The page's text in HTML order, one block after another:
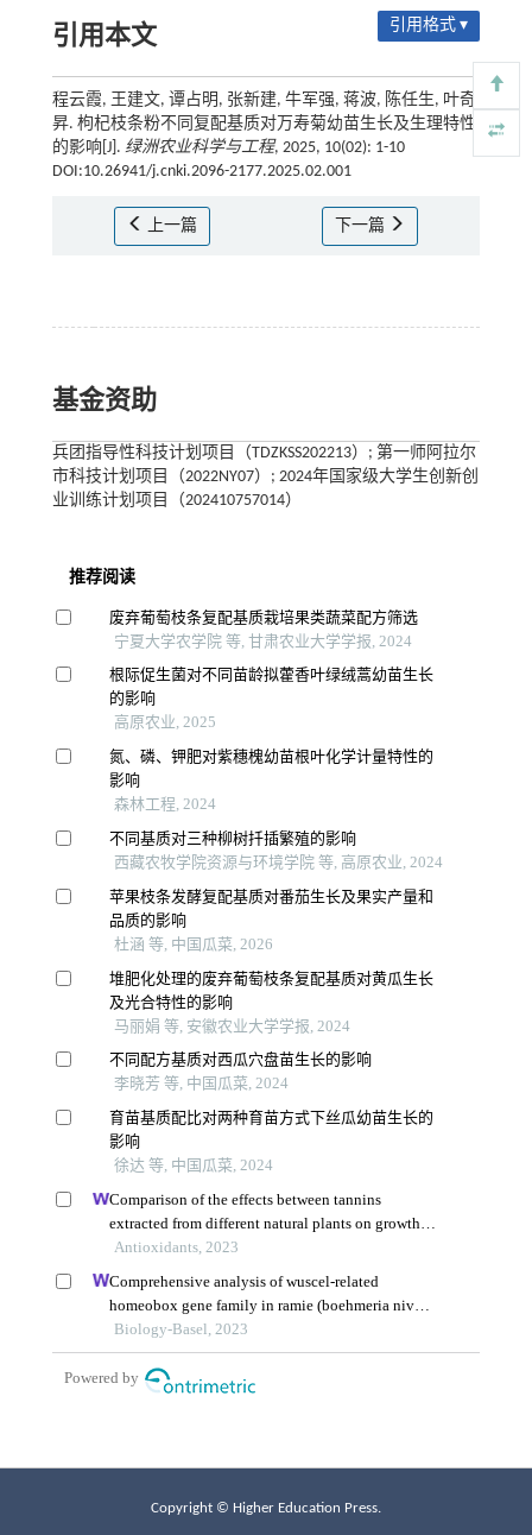
引用本文 引用格式 ▾
程云霞, 王建文, 谭占明, 张新建, 牛军强, 蒋波, 陈任生, 叶奇
昇. 枸杞枝条粉不同复配基质对万寿菊幼苗生长及生理特性
的影响[J]. 绿洲农业科学与工程, 2025, 10(02): 1-10
DOI:10.26941/j.cnki.2096-2177.2025.02.001
上一篇 下一篇
基金资助
兵团指导性科技计划项目（TDZKSS202213）; 第一师阿拉尔
市科技计划项目（2022NY07）; 2024年国家级大学生创新创
业训练计划项目（202410757014）
Copyright © Higher Education Press.